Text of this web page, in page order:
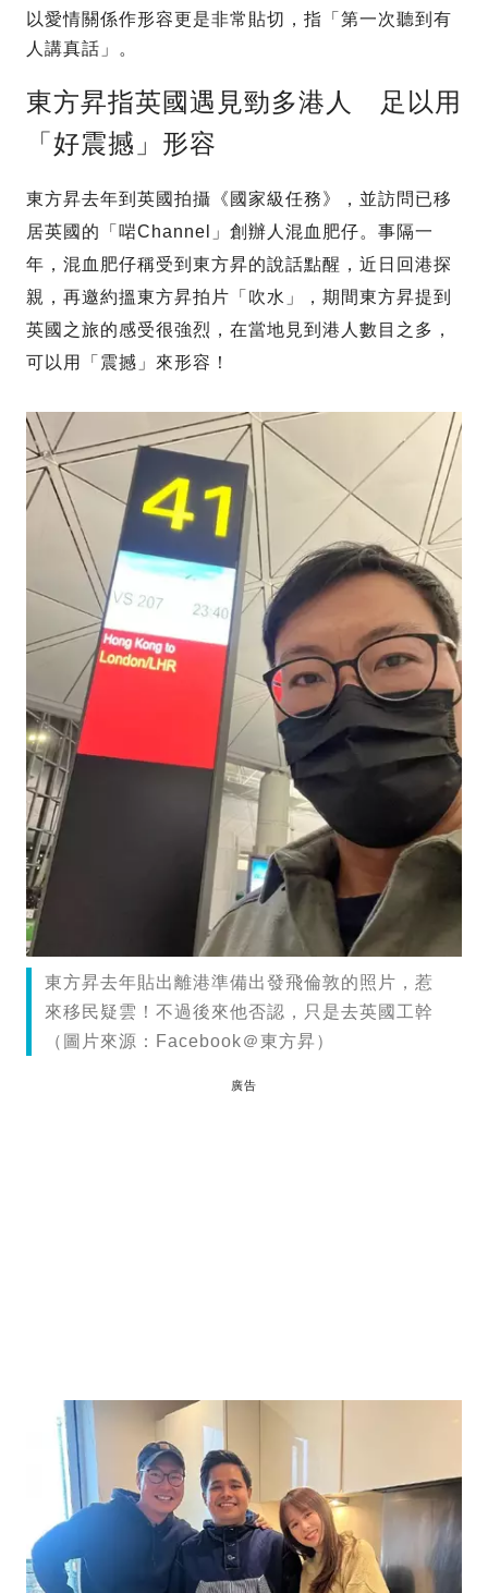
以愛情關係作形容更是非常貼切，指「第一次聽到有
人講真話」。
東方昇指英國遇見勁多港人 足以用
「好震撼」形容
東方昇去年到英國拍攝《國家級任務》，並訪問已移
居英國的「啱Channel」創辦人混血肥仔。事隔一
年，混血肥仔稱受到東方昇的說話點醒，近日回港探
親，再邀約搵東方昇拍片「吹水」，期間東方昇提到
英國之旅的感受很強烈，在當地見到港人數目之多，
可以用「震撼」來形容！
東方昇去年貼出離港準備出發飛倫敦的照片，惹
來移民疑雲！不過後來他否認，只是去英國工幹
（圖片來源：Facebook＠東方昇）
廣告